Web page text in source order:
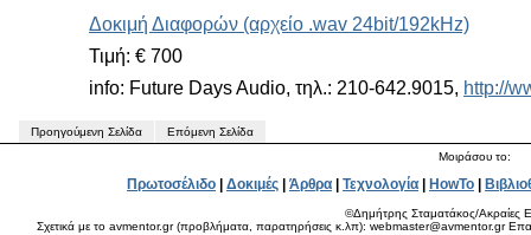
Δοκιμή Διαφορών (αρχείο .wav 24bit/192kHz)
Τιμή: € 700
info: Future Days Audio, τηλ.: 210-642.9015, http://
Προηγούμενη Σελίδα
Επόμενη Σελίδα
Μοιράσου το:
Πρωτοσέλιδο Δοκιμές Άρθρα Τεχνολογία HowTo
©Δημήτρης Σταματάκος/Ακραίες
Σχετικά με το avmentor.gr (προβλήματα, παρατηρήσεις κ.λπ): webmaster@avmentor.gr